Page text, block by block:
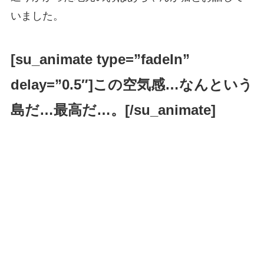
いました。
[su_animate type=”fadeIn”
delay=”0.5″]この空気感…なんという
島だ…最高だ…。 [/su_animate]